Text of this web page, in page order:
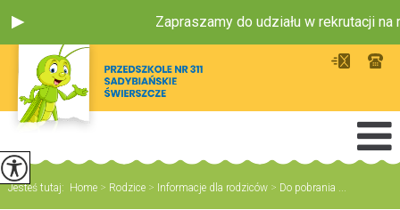
Zapraszamy do udziału w rekrutacji
Jesteś tutaj: Home > Rodzice > Informacje dla rodziców > Do pobrania ...